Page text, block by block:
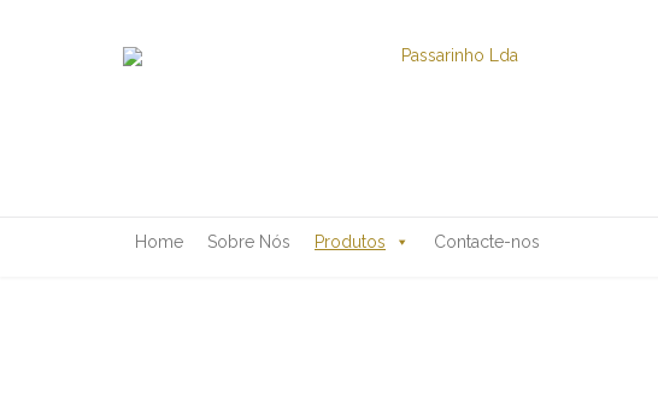
Home Sobre Nós Produtos Contacte-nos